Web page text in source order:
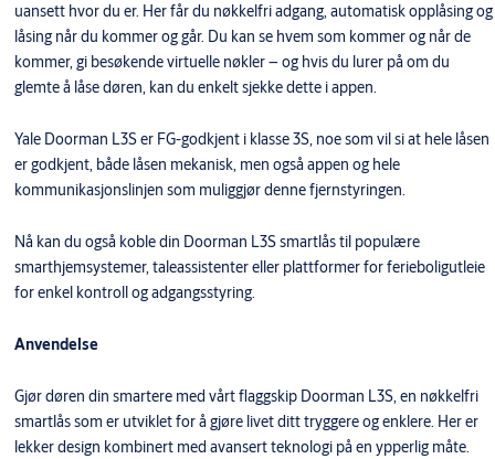
uansett hvor du er. Her får du nøkkelfri adgang, automatisk opplåsing og
låsing når du kommer og går. Du kan se hvem som kommer og når de
kommer, gi besøkende virtuelle nøkler – og hvis du lurer på om du
glemte å låse døren, kan du enkelt sjekke dette i appen.
Yale Doorman L3S er FG-godkjent i klasse 3S, noe som vil si at hele låsen
er godkjent, både låsen mekanisk, men også appen og hele
kommunikasjonslinjen som muliggjør denne fjernstyringen.
Nå kan du også koble din Doorman L3S smartlås til populære
smarthjemsystemer, taleassistenter eller plattformer for ferieboligutleie
for enkel kontroll og adgangsstyring.
Anvendelse
Gjør døren din smartere med vårt flaggskip Doorman L3S, en nøkkelfri
smartlås som er utviklet for å gjøre livet ditt tryggere og enklere. Her er
lekker design kombinert med avansert teknologi på en ypperlig måte.